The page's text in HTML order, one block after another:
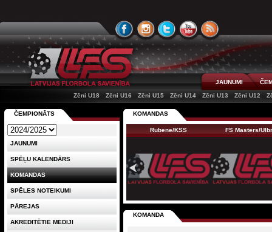
JAUNUMI
Zēni U18
Zēni U16 Zēni U15 Zēni U14 Zēni U13 Zēni U12
KOMANDAS
Rubene/KSS FS Masters/
KOMANDA
ČEMPIONĀTS
JAUNUMI
SPĒĻU KALENDĀRS
KOMANDAS
SPĒLES NOTEIKUMI
PĀREJAS
AKREDITĒTIE MEDIJI